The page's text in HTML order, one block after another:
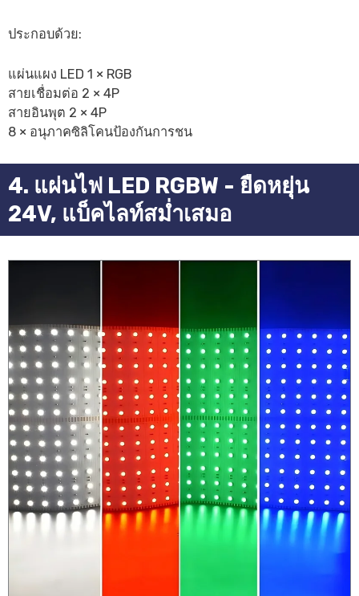
ประกอบด้วย:
แผ่นแผง LED 1 × RGB
สายเชื่อมต่อ 2 × 4P
สายอินพุต 2 × 4P
8 × อนุภาคซิลิโคนป้องกันการชน
4. แผ่นไฟ LED RGBW - ยืดหยุ่น
24V, แบ็คไลท์สม่ำเสมอ